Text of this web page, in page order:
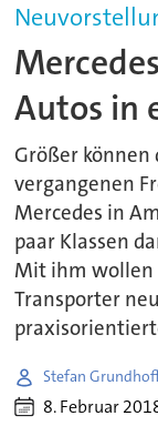
Autos in
Größer können
vergangenen
Mercedes in
paar Klassen
Mit ihm wollen
Transporter
Stefan
8. Februar